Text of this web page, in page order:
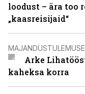
loodust – ära too
„kaasreisijaid“
Arke
kaheksa korra